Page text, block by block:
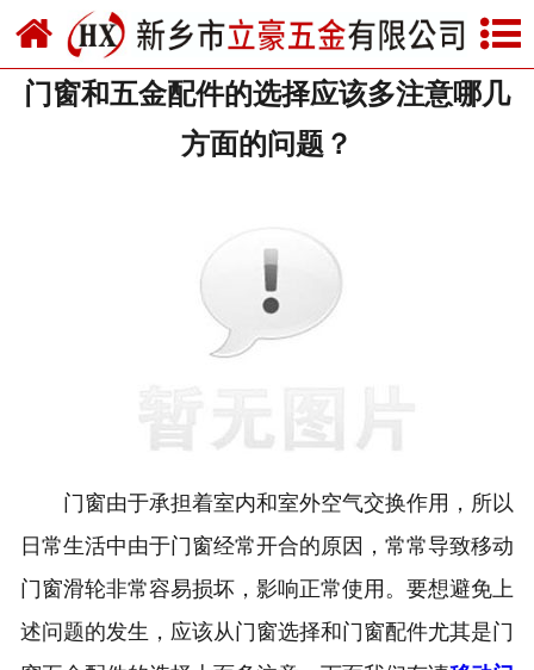
网站首页
关于我们
门窗和五金配件的选择应该多注意哪几
方面的问题？
门窗由于承担着室内和室外空气交换作用，所以
日常生活中由于门窗经常开合的原因，常常导致移动
门窗滑轮非常容易损坏，影响正常使用。要想避免上
述问题的发生，应该从门窗选择和门窗配件尤其是门